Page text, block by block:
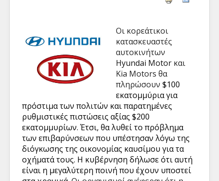
Οι κορεάτικοι
κατασκευαστές
αυτοκινήτων
Hyundai Motor και
Kia Motors θα
πληρώσουν $100
εκατομμύρια για
πρόστιμα των πολιτών και παρατημένες
ρυθμιστικές πιστώσεις αξίας $200
εκατομμυρίων. Έτσι, θα λυθεί το πρόβλημα
των επιβαρύνσεων που υπέστησαν λόγω της
διόγκωσης της οικονομίας καυσίμου για τα
οχήματά τους. Η κυβέρνηση δήλωσε ότι αυτή
είναι η μεγαλύτερη ποινή που έχουν υποστεί